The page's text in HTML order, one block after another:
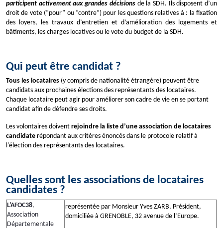
participent activement aux grandes décisionsde la SDH. Ils disposent d’un
droit de vote (“pour” ou “contre”) pour les questions relatives à : la fixation
des loyers, les travaux d’entretien et d’amélioration des logements et
bâtiments, les charges locatives ou le vote du budget de la SDH.
Qui peut être candidat ?
Tous les locataires (y compris de nationalité étrangère) peuvent être
candidats aux prochaines élections des représentants des locataires.
Chaque locataire peut agir pour améliorer son cadre de vie en se portant
candidat afin de défendre ses droits.
Les volontaires doivent rejoindre la liste d’une association de locataires
candidate répondant aux critères énoncés dans le protocole relatif à
l'élection des représentants des locataires.
Quelles sont les associations de locataires
candidates ?
L’AFOC38,
Association
Départementale
représentée par Monsieur Yves ZARB, Président,
domiciliée à GRENOBLE, 32 avenue de l’Europe.